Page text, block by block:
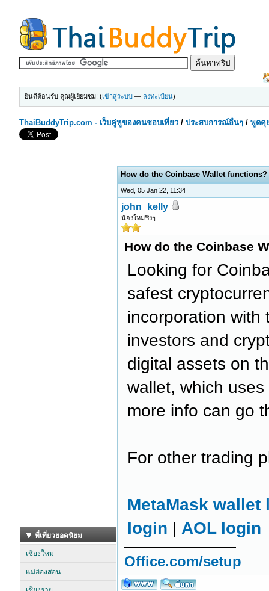
ยินดีต้อนรับ คุณผู้เยี่ยมชม! (เข้าสู่ระบบ — ลงทะเบียน)
ThaiBuddyTrip.com - เว็บคู่หูของคนชอบเที่ยว /ประสบการณ์อื่นๆ /พูดคุ
How do the Coinbase Wallet functions?
Wed, 05 Jan 22, 11:34
john_kelly
น้องใหม่ซิงๆ
How do the Coinbase
Looking for
safest
incorporation with
investors and
digital assets on
wallet, which
more info can go
For other trading
MetaMask wallet
login | AOL login
Office.com/setup